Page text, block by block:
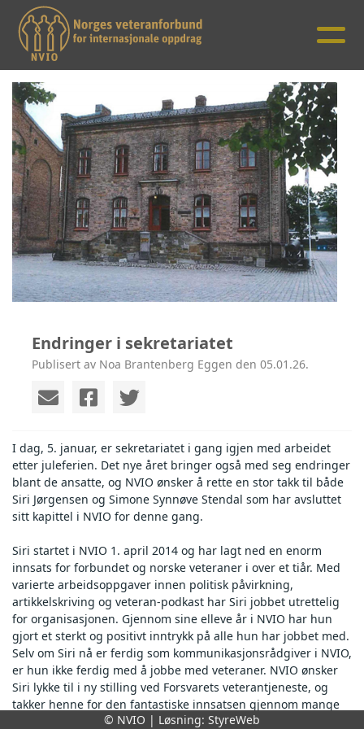
Endringer i sekretariatet
Publisert av Noa Brantenberg Eggen den 05.01.26.
I dag, 5. januar, er sekretariatet i gang igjen med arbeidet
etter juleferien. Det nye året bringer også med seg endringer
blant de ansatte, og NVIO ønsker å rette en stor takk til både
Siri Jørgensen og Simone Synnøve Stendal som har avsluttet
sitt kapittel i NVIO for denne gang.
Siri startet i NVIO 1. april 2014 og har lagt ned en enorm
innsats for forbundet og norske veteraner i over et tiår. Med
varierte arbeidsoppgaver innen politisk påvirkning,
artikkelskriving og veteran-podkast har Siri jobbet utrettelig
for organisasjonen. Gjennom sine elleve år i NVIO har hun
gjort et sterkt og positivt inntrykk på alle hun har jobbet med.
Selv om Siri nå er ferdig som kommunikasjonsrådgiver i NVIO,
er hun ikke ferdig med å jobbe med veteraner. NVIO ønsker
Siri lykke til i ny stilling ved Forsvarets veterantjeneste, og
takker henne for den fantastiske innsatsen gjennom mange
© NVIO | Løsning: StyreWeb